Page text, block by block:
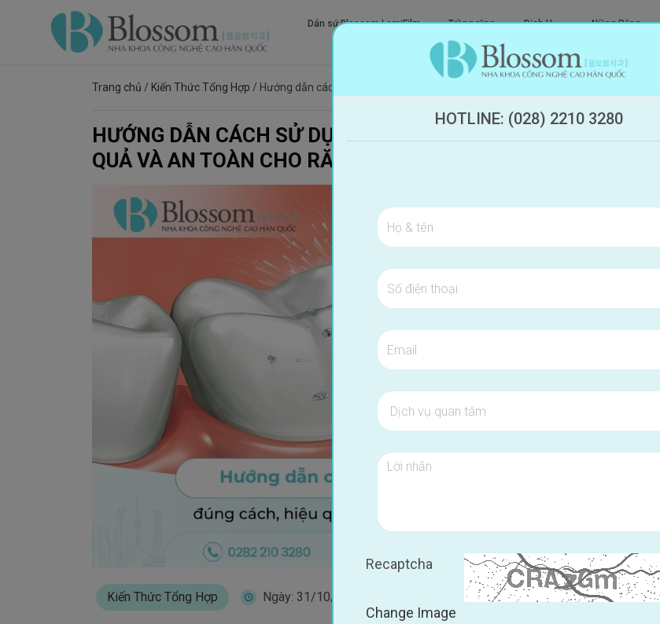
Dán sứ Blossom LamiFilm
Trồng răng
Implant
Dịch Vụ
Niềng Răng
Trang chủ / Kiến Thức Tổng Hợp / Hướng dẫn cách sử dụng tăm nước đúng cách, hiệu quả và an toàn cho răng miệng
HƯỚNG DẪN CÁCH SỬ DỤNG TĂM NƯỚC ĐÚNG CÁCH, HIỆU
QUẢ VÀ AN TOÀN CHO RĂNG MIỆNG
Kiến Thức Tổng Hợp Ngày: 31/10/2025
HOTLINE: (028) 2210 3280
Recaptcha
Change Image